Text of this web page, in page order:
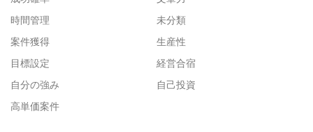
時間管理
未分類
案件獲得
生産性
目標設定
経営合宿
自分の強み
自己投資
高単価案件